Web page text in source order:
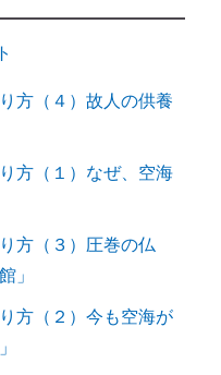
らのメッセージ
社に参拝するメリ
いけない参拝マナ
運♪～鉄瓶を再生
いる」人。自分に
の流れ
方（４）故人の供養
方（１）なぜ、空海
方（３）圧巻の仏
」
方（２）今も空海が